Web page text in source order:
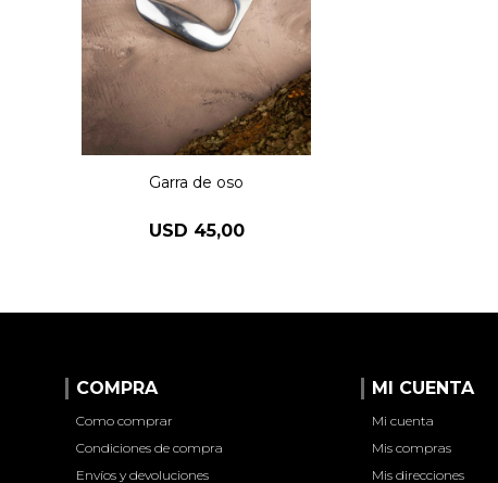
Garra de oso
USD 45,00
COMPRA
Como comprar
Condiciones de compra
Envíos y devoluciones
MI CUENTA
Mi cuenta
Mis compras
Mis direcciones